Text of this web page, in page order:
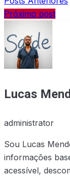
Próximo post
Lucas
administrator
Sou Lucas
informações
acessível,